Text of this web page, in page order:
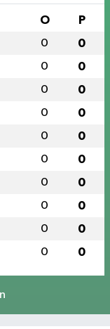
O P
0 0
0 0
0 0
0 0
0 0
0 0
0 0
0 0
0 0
0 0